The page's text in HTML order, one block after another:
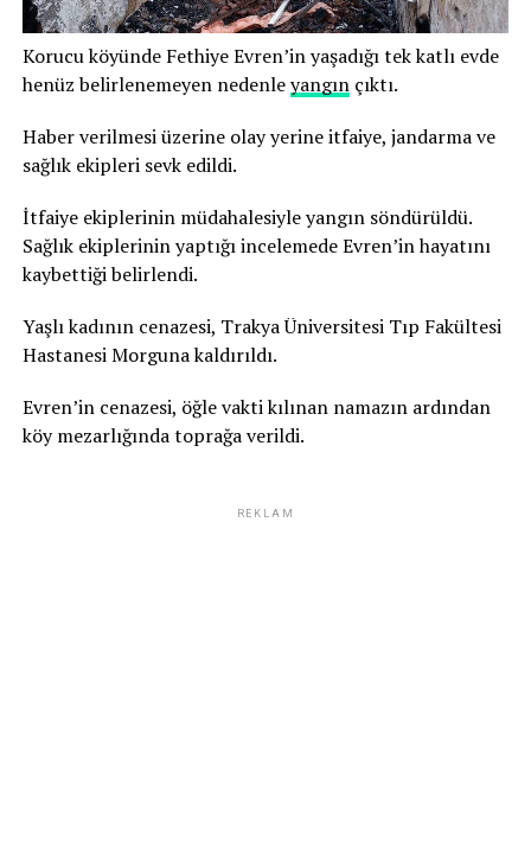
Korucu köyünde Fethiye Evren’in yaşadığı tek katlı evde
henüz belirlenemeyen nedenleyangınçıktı.
Haber verilmesi üzerine olay yerine itfaiye, jandarma ve
sağlık ekipleri sevk edildi.
İtfaiye ekiplerinin müdahalesiyle yangın söndürüldü.
Sağlık ekiplerinin yaptığı incelemede Evren’in hayatını
kaybettiği belirlendi.
Yaşlı kadının cenazesi, Trakya Üniversitesi Tıp Fakültesi
Hastanesi Morguna kaldırıldı.
Evren’in cenazesi, öğle vakti kılınan namazın ardından
köy mezarlığında toprağa verildi.
REKLAM